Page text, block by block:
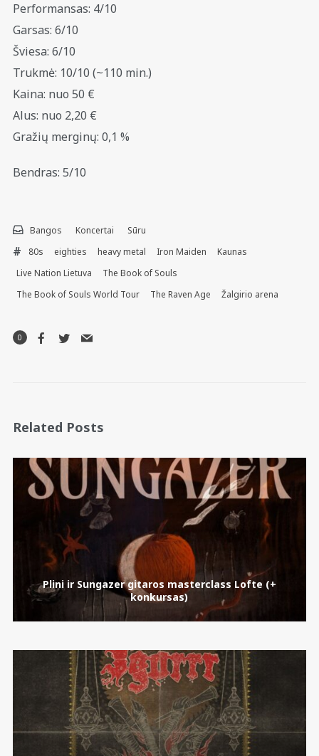
Performansas: 4/10
Garsas: 6/10
Šviesa: 6/10
Trukmė: 10/10 (~110 min.)
Kaina: nuo 50 €
Alus: nuo 2,20 €
Gražių merginų: 0,1 %
Bendras: 5/10
Bangos Koncertai
Sūru
80s
eighties heavy metal Iron Maiden
Kaunas
Live Nation Lietuva
The Book of Souls
The Book of Souls World Tour
The Raven Age Žalgirio arena
0
Related Posts
Plini ir Sungazer gitaros masterclass Lofte (+
konkursas)